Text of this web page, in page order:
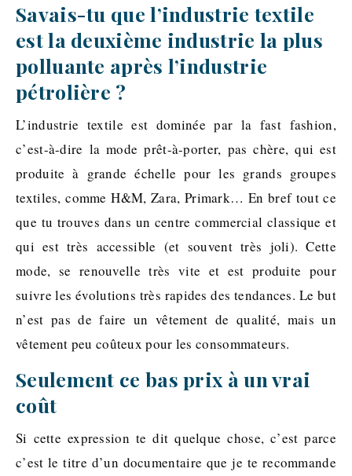
Savais-tu que l’industrie textile
est la deuxième industrie la plus
polluante après l’industrie
pétrolière ?
L’industrie textile est dominée par la fast fashion,
c’est-à-dire la mode prêt-à-porter, pas chère, qui est
produite à grande échelle pour les grands groupes
textiles, comme H&M, Zara, Primark… En bref tout ce
que tu trouves dans un centre commercial classique et
qui est très accessible (et souvent très joli). Cette
mode, se renouvelle très vite et est produite pour
suivre les évolutions très rapides des tendances. Le but
n’est pas de faire un vêtement de qualité, mais un
vêtement peu coûteux pour les consommateurs.
Seulement ce bas prix à un vrai
coût
Si cette expression te dit quelque chose, c’est parce
c’est le titre d’un documentaire que je te recommande